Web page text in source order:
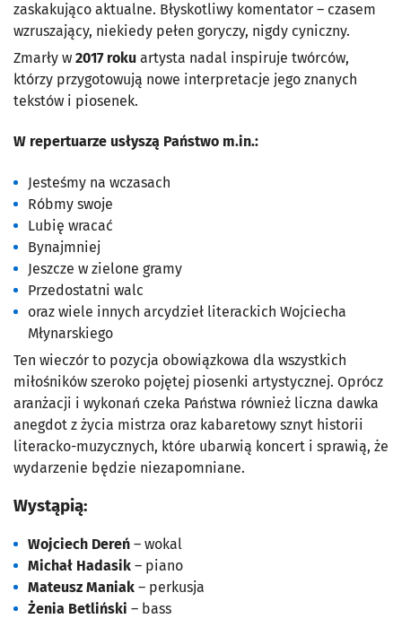
zaskakująco aktualne. Błyskotliwy komentator – czasem
wzruszający, niekiedy pełen goryczy, nigdy cyniczny.
Zmarły w 2017 roku artysta nadal inspiruje twórców,
którzy przygotowują nowe interpretacje jego znanych
tekstów i piosenek.
W repertuarze usłyszą Państwo m.in.:
Jesteśmy na wczasach
Róbmy swoje
Lubię wracać
Bynajmniej
Jeszcze w zielone gramy
Przedostatni walc
oraz wiele innych arcydzieł literackich Wojciecha
Młynarskiego
Ten wieczór to pozycja obowiązkowa dla wszystkich
miłośników szeroko pojętej piosenki artystycznej. Oprócz
aranżacji i wykonań czeka Państwa również liczna dawka
anegdot z życia mistrza oraz kabaretowy sznyt historii
literacko-muzycznych, które ubarwią koncert i sprawią, że
wydarzenie będzie niezapomniane.
Wystąpią:
Wojciech Dereń – wokal
Michał Hadasik – piano
Mateusz Maniak – perkusja
Żenia Betliński – bass